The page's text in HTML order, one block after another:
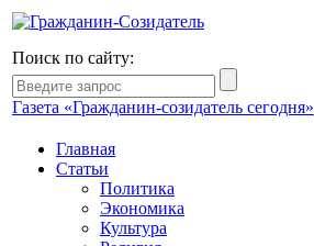
Поиск по сайту:
Газета «Гражданин-созидатель сегодня»
Главная
Статьи
Политика
Экономика
Культура